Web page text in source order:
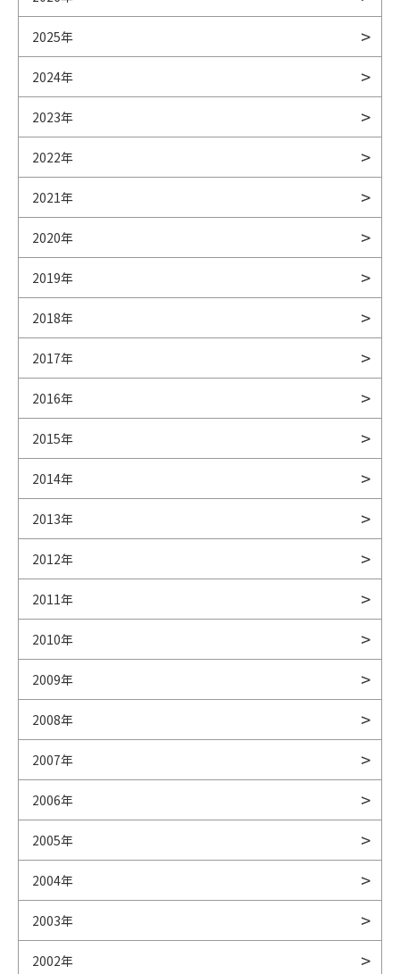
2025年
2024年
2023年
2022年
2021年
2020年
2019年
2018年
2017年
2016年
2015年
2014年
2013年
2012年
2011年
2010年
2009年
2008年
2007年
2006年
2005年
2004年
2003年
2002年